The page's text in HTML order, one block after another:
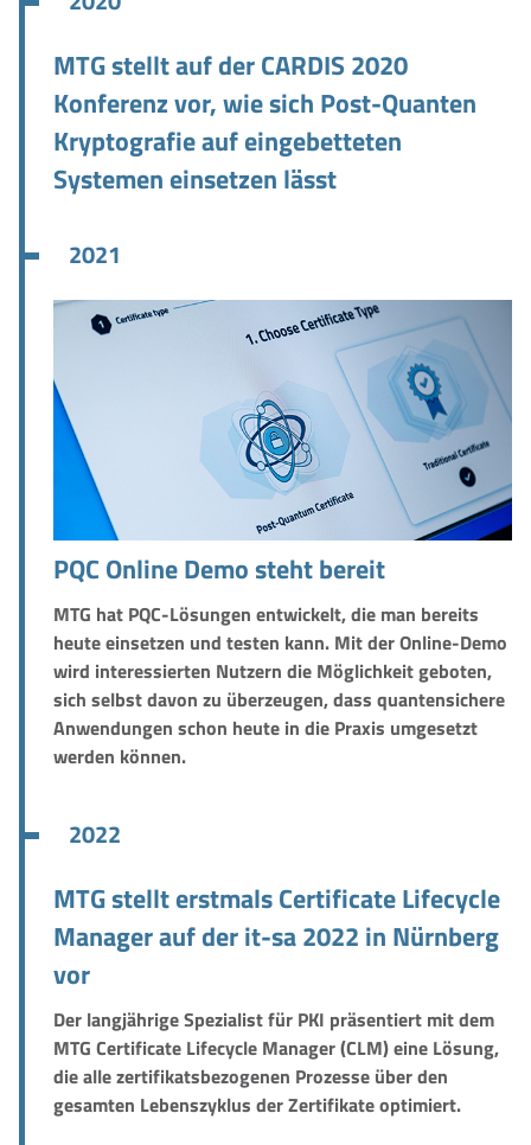
MTG stellt auf der CARDIS 2020
Konferenz vor, wie sich Post-Quanten
Kryptografie auf eingebetteten
Systemen einsetzen lässt
2021
PQC Online Demo steht bereit
MTG hat PQC-Lösungen entwickelt, die man bereits
heute einsetzen und testen kann. Mit der Online-Demo
wird interessierten Nutzern die Möglichkeit geboten,
sich selbst davon zu überzeugen, dass quantensichere
Anwendungen schon heute in die Praxis umgesetzt
werden können.
2022
MTG stellt erstmals Certificate Lifecycle
Manager auf der it-sa 2022 in Nürnberg
vor
Der langjährige Spezialist für PKI präsentiert mit dem
MTG Certificate Lifecycle Manager (CLM)eine Lösung,
die alle zertifikatsbezogenen Prozesse über den
gesamten Lebenszyklus der Zertifikate optimiert.